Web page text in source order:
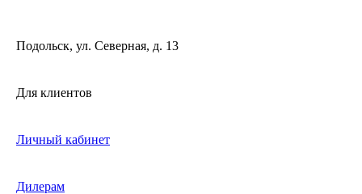
Подольск, ул. Северная, д. 13
Для клиентов
Личный кабинет
Дилерам